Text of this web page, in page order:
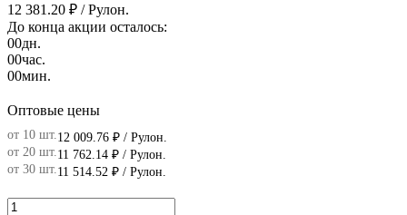
12 381.20 ₽ / Рулон.
До конца акции осталось:
00дн.
00час.
00мин.
Оптовые цены
от 10 шт. 12 009.76 ₽ / Рулон.
от 20 шт. 11 762.14 ₽ / Рулон.
от 30 шт. 11 514.52 ₽ / Рулон.